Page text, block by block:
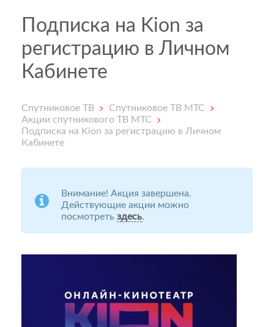
Подписка на Kion за
регистрацию в Личном
Кабинете
Спутниковое ТВ
Спутниковое ТВ МТС
Акции спутникового ТВ МТС
Подписка на Kion за регистрацию в Личном
Кабинете
Внимание! Акция завершена.
Действующие акции можно
посмотреть здесь.